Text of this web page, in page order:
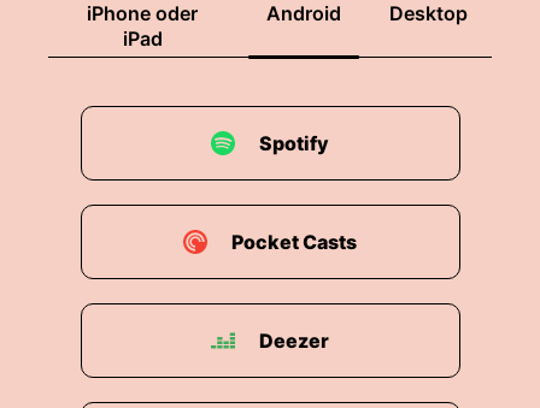
iPhone oder
iPad
Android Desktop
Spotify
Pocket Casts
Deezer